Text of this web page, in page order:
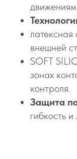
латексная
внешней
SOFT
зонах
контроля.
Защита
гибкость и